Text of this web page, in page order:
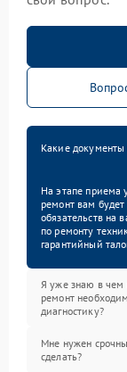
Какие документы
На этапе приема
ремонт вам
обязательств на
по ремонту
гарантийный
Я уже знаю в чем
ремонт
диагностику?
Мне нужен
сделать?